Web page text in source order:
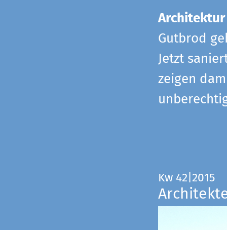
Gutbrod
Jetzt
zeigen
Kw 42|2015